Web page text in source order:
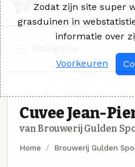
Cuvee Jean-
van Brouwerij Gulden
Home Brouwerij Gulden
Zodat zijn site super
grasduinen in
informatie over
Voorkeuren